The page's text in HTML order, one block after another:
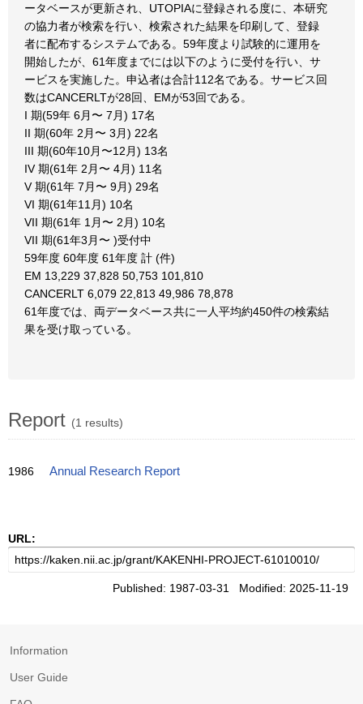
ータベースが更新され、UTOPIAに登録される度に、本研究
の協力者が検索を行い、検索された結果を印刷して、登録
者に配布するシステムである。59年度より試験的に運用を
開始したが、61年度までには以下のように受付を行い、サ
ービスを実施した。申込者は合計112名である。サービス回
数はCANCERLTが28回、EMが53回である。
I 期(59年 6月〜 7月) 17名
II 期(60年 2月〜 3月) 22名
III 期(60年10月〜12月) 13名
IV 期(61年 2月〜 4月) 11名
V 期(61年 7月〜 9月) 29名
VI 期(61年11月) 10名
VII 期(61年 1月〜 2月) 10名
VII 期(61年3月〜 )受付中
59年度 60年度 61年度 計 (件)
EM 13,229 37,828 50,753 101,810
CANCERLT 6,079 22,813 49,986 78,878
61年度では、両データベース共に一人平均約450件の検索結
果を受け取っている。
Report (1 results)
1986 Annual Research Report
URL:
Published: 1987-03-31 Modified: 2025-11-19
Information
User Guide